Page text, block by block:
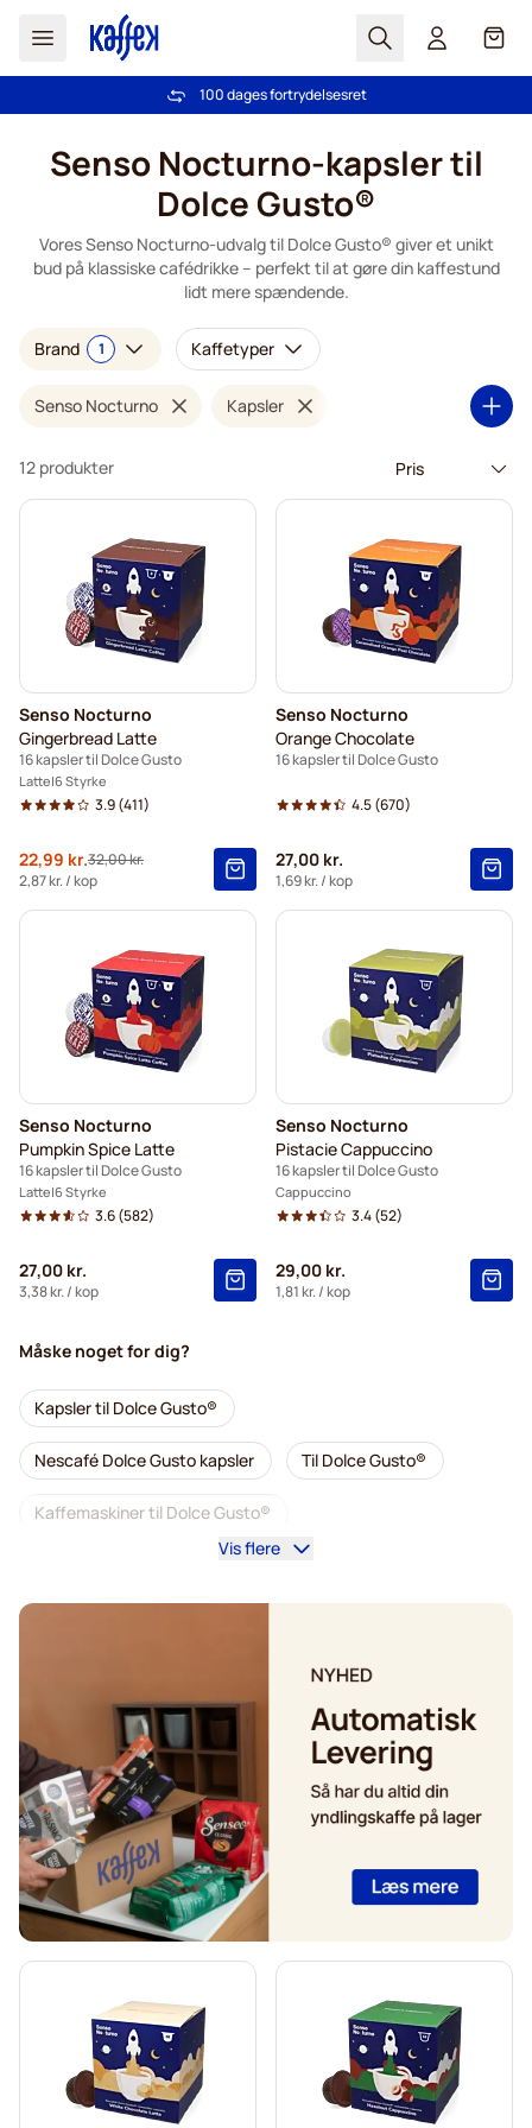
Søg Cart
Fri fragt ved køb over 349 kr.
100 dages fortrydelsesret
Senso Nocturno-kapsler til
Dolce Gusto®
Vores Senso Nocturno-udvalg til Dolce Gusto® giver et unikt
bud på klassiske cafédrikke – perfekt til at gøre din kaffestund
lidt mere spændende.
Brand 1 Kaffetyper
Senso Nocturno Kapsler
12 produkter
Senso Nocturno
Gingerbread Latte
16 kapsler til Dolce Gusto
Latte 6 Styrke
3.9(411)
Tilbudspris
22,99 kr.Normalpris
32,00 kr.
2,87 kr./ kop
Senso Nocturno
Orange Chocolate
16 kapsler til Dolce Gusto
4.5(670)
27,00 kr.
1,69 kr./ kop
Senso Nocturno
Pumpkin Spice Latte
16 kapsler til Dolce Gusto
Latte 6 Styrke
3.6(582)
27,00 kr.
3,38 kr./ kop
Senso Nocturno
Pistacie Cappuccino
16 kapsler til Dolce Gusto
Cappuccino
3.4(52)
29,00 kr.
1,81 kr./ kop
Måske noget for dig?
Kapsler til Dolce Gusto®
Nescafé Dolce Gusto kapsler Til Dolce Gusto®
Kaffemaskiner til Dolce Gusto®
Afkalkning og plejeprodukter til Dolce Gusto
Segafredo kaffekapsler til Dolce Gusto®
Café René kaffekapsler til Dolce Gusto®
Caffè Borbone til Dolce Gusto
Dolce Vita kaffekapsler til Dolce Gusto®
Gimoka kapsler til Dolce Gusto®
Kaffekapslen-kaffekapsler til Dolce Gusto®
Starbucks® Grande-kaffekapsler til Dolce Gusto
Vis flere